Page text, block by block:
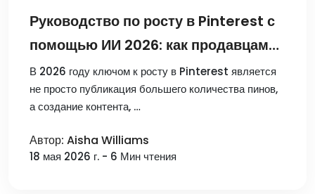
Руководство по росту в Pinterest с
помощью ИИ 2026: как продавцам
освоить создание контента и
управление мультиаккаунтами?
В 2026 году ключом к росту в Pinterest является
не просто публикация большего количества пинов,
а создание контента, …
Автор: Aisha Williams
18 мая 2026 г. - 6 Мин чтения